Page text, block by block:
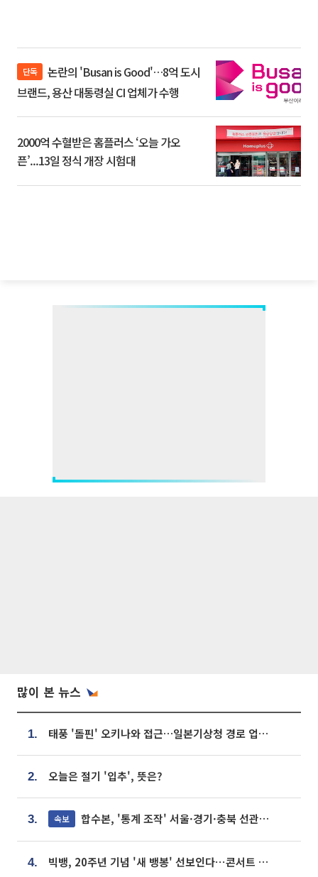
단독
브랜드, 용산 대통령실 CI 업체가 수행
2000억 수혈받은 홈플러스 ‘오늘 가오
픈’...13일 정식 개장 시험대
많이 본 뉴스
1. 태풍 '돌핀' 오키나와 접근…일본기상청 경로 업데이트
2. 오늘은 절기 '입추', 뜻은?
3. 속보 합수본, '통계 조작' 서울·경기·충북 선관위 등 추가 압수수색
4. 빅뱅, 20주년 기념 '새 뱅봉' 선보인다⋯콘서트 앞두고 팝업 개최